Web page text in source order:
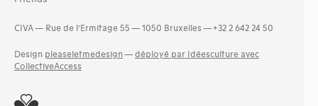
CIVA — Rue de l’Ermitage 55 — 1050 Bruxelles — +32 2 642 24 50
Design pleaseletmedesign — déployé par Idéesculture avec
CollectiveAccess